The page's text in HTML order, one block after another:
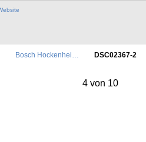
Bosch Hockenhei… DSC02367-2
4 von 10